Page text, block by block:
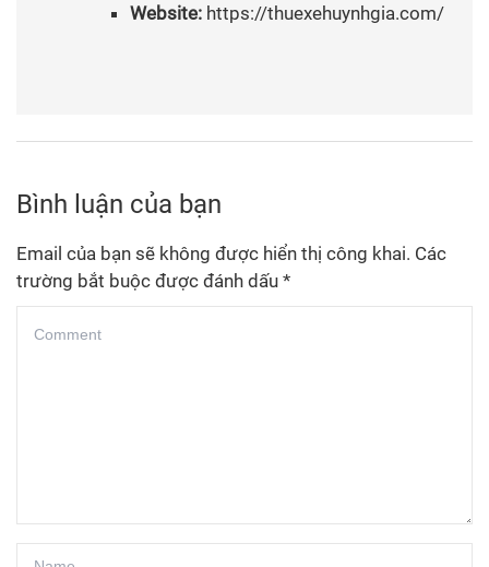
Website: https://thuexehuynhgia.com/
Bình luận của bạn
Email của bạn sẽ không được hiển thị công khai. Các
trường bắt buộc được đánh dấu *